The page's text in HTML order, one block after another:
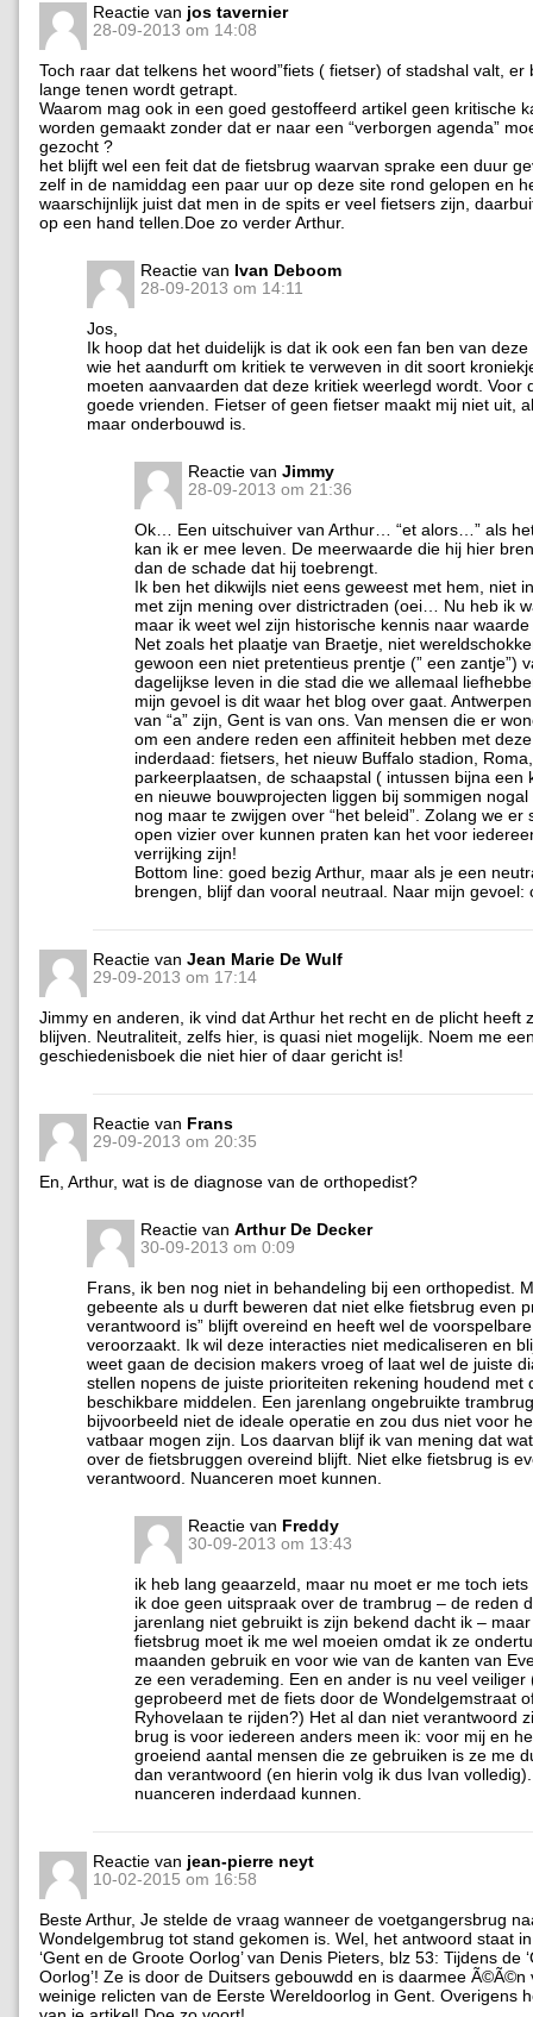
Reactie van jos tavernier
28-09-2013 om 14:08
Toch raar dat telkens het woord”fiets ( fietser) of stadshal valt, er
lange tenen wordt getrapt.
Waarom mag ook in een goed gestoffeerd artikel geen kritische
worden gemaakt zonder dat er naar een “verborgen agenda”
gezocht ?
het blijft wel een feit dat de fietsbrug waarvan sprake een duur
zelf in de namiddag een paar uur op deze site rond gelopen en
waarschijnlijk juist dat men in de spits er veel fietsers zijn,
op een hand tellen.Doe zo verder Arthur.
Reactie van Ivan Deboom
28-09-2013 om 14:11
Jos,
Ik hoop dat het duidelijk is dat ik ook een fan ben van
wie het aandurft om kritiek te verweven in dit soort
moeten aanvaarden dat deze kritiek weerlegd wordt. Voor
goede vrienden. Fietser of geen fietser maakt mij niet uit,
maar onderbouwd is.
Reactie van Jimmy
28-09-2013 om 21:36
Ok… Een uitschuiver van Arthur… “et alors…” als
kan ik er mee leven. De meerwaarde die hij hier
dan de schade dat hij toebrengt.
Ik ben het dikwijls niet eens geweest met hem, niet
met zijn mening over districtraden (oei… Nu heb ik
maar ik weet wel zijn historische kennis naar
Net zoals het plaatje van Braetje, niet
gewoon een niet pretentieus prentje (” een zantje”)
dagelijkse leven in die stad die we allemaal
mijn gevoel is dit waar het blog over gaat.
van “a” zijn, Gent is van ons. Van mensen die er
om een andere reden een affiniteit hebben met
inderdaad: fietsers, het nieuw Buffalo stadion,
parkeerplaatsen, de schaapstal ( intussen bijna een
en nieuwe bouwprojecten liggen bij sommigen
nog maar te zwijgen over “het beleid”. Zolang we er
open vizier over kunnen praten kan het voor
verrijking zijn!
Bottom line: goed bezig Arthur, maar als je een
brengen, blijf dan vooral neutraal. Naar mijn gevoel:
Reactie van Jean Marie De Wulf
29-09-2013 om 17:14
Jimmy en anderen, ik vind dat Arthur het recht en de plicht heeft
blijven. Neutraliteit, zelfs hier, is quasi niet mogelijk. Noem me
geschiedenisboek die niet hier of daar gericht is!
Reactie van Frans
29-09-2013 om 20:35
En, Arthur, wat is de diagnose van de orthopedist?
Reactie van Arthur De Decker
30-09-2013 om 0:09
Frans, ik ben nog niet in behandeling bij een orthopedist.
gebeente als u durft beweren dat niet elke fietsbrug even
verantwoord is” blijft overeind en heeft wel de
veroorzaakt. Ik wil deze interacties niet medicaliseren en
weet gaan de decision makers vroeg of laat wel de juiste
stellen nopens de juiste prioriteiten rekening houdend met
beschikbare middelen. Een jarenlang ongebruikte
bijvoorbeeld niet de ideale operatie en zou dus niet voor
vatbaar mogen zijn. Los daarvan blijf ik van mening dat
over de fietsbruggen overeind blijft. Niet elke fietsbrug is
verantwoord. Nuanceren moet kunnen.
Reactie van Freddy
30-09-2013 om 13:43
ik heb lang geaarzeld, maar nu moet er me toch
ik doe geen uitspraak over de trambrug – de reden
jarenlang niet gebruikt is zijn bekend dacht ik –
fietsbrug moet ik me wel moeien omdat ik ze
maanden gebruik en voor wie van de kanten van
ze een verademing. Een en ander is nu veel veiliger
geprobeerd met de fiets door de Wondelgemstraat
Ryhovelaan te rijden?) Het al dan niet verantwoord
brug is voor iedereen anders meen ik: voor mij en
groeiend aantal mensen die ze gebruiken is ze me
dan verantwoord (en hierin volg ik dus Ivan
nuanceren inderdaad kunnen.
Reactie van jean-pierre neyt
10-02-2015 om 16:58
Beste Arthur, Je stelde de vraag wanneer de voetgangersbrug
Wondelgembrug tot stand gekomen is. Wel, het antwoord staat
‘Gent en de Groote Oorlog’ van Denis Pieters, blz 53: Tijdens de
Oorlog’! Ze is door de Duitsers gebouwdd en is daarmee Ã©Ã©n
weinige relicten van de Eerste Wereldoorlog in Gent. Overigens